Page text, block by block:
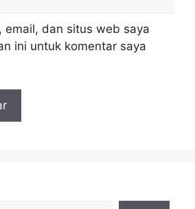
email, dan situs web saya
ini untuk komentar saya